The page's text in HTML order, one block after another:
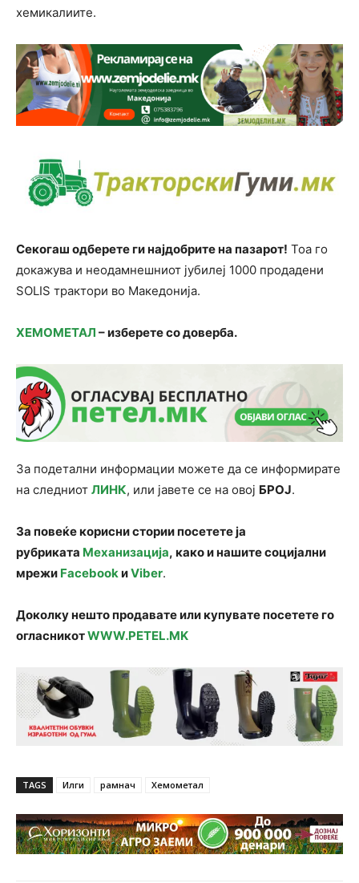
хемикалиите.
Секогаш одберете ги најдобрите на пазарот! Тоа го
докажува и неодамнешниот јубилеј 1000 продадени
SOLIS трактори во Македонија.
ХЕМОМЕТАЛ – изберете со доверба.
За подетални информации можете да се информирате
на следниот ЛИНК, или јавете се на овој БРОЈ.
За повеќе корисни стории посетете ја
рубриката Механизација, како и нашите социјални
мрежи FacebookиViber.
Доколку нешто продавате или купувате посетете го
огласникотWWW.PETEL.MK
TAGS Илги рамнач Хемометал